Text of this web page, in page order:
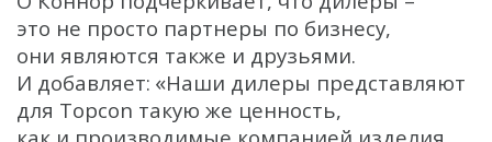
это не просто партнеры по бизнесу,
они являются также и друзьями.
И добавляет:«Наши дилеры представляют
для Topcon такую же ценность,